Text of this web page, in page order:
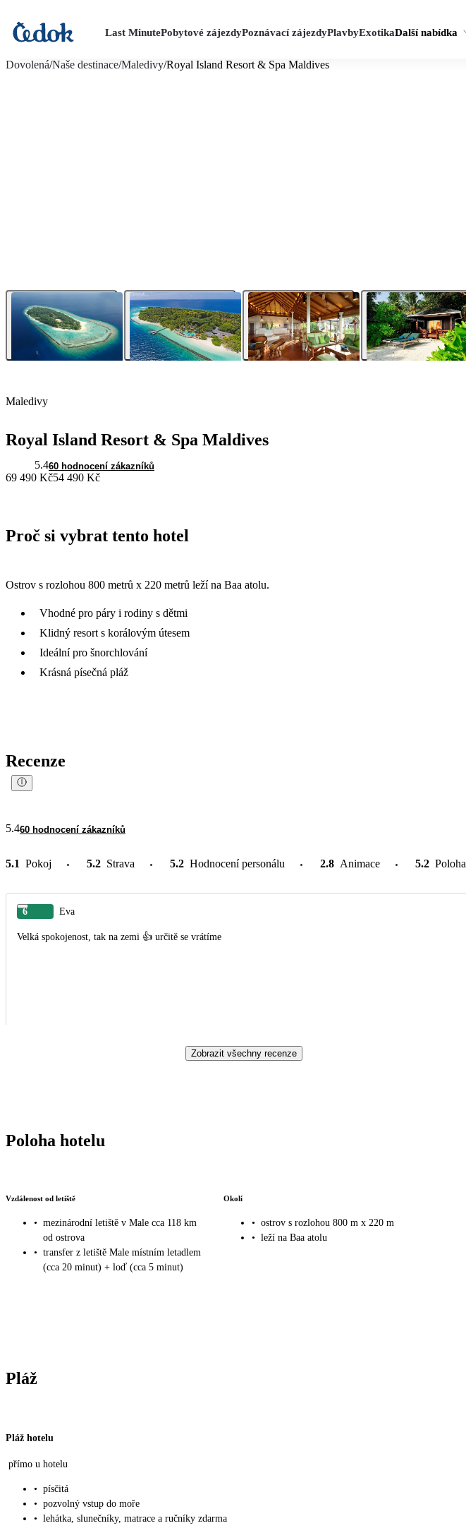
Last MinutePobytové zájezdyPoznávací zájezdyPlavbyExotikaDalší nabídka
Dovolená/Naše destinace/Maledivy/Royal Island Resort & Spa Maldives
Maledivy
Royal Island Resort & Spa Maldives
5.460 hodnocení zákazníků
69 490 Kč54 490 Kč
Proč si vybrat tento hotel
Ostrov s rozlohou 800 metrů x 220 metrů leží na Baa atolu.
Vhodné pro páry i rodiny s dětmi
Klidný resort s korálovým útesem
Ideální pro šnorchlování
Krásná písečná pláž
Recenze
5.460 hodnocení zákazníků
5.1 Pokoj 5.2 Strava 5.2 Hodnocení personálu 2.8 Animace 5.2 Poloha
6 Eva
Velká spokojenost, tak na zemi 👍 určitě se vrátíme
Zobrazit všechny recenze
Poloha hotelu
Vzdálenost od letiště
• mezinárodní letiště v Male cca 118 km
od ostrova
• transfer z letiště Male místním letadlem
(cca 20 minut) + loď (cca 5 minut)
Okolí
• ostrov s rozlohou 800 m x 220 m
• leží na Baa atolu
Pláž
Pláž hotelu
přímo u hotelu
• písčitá
• pozvolný vstup do moře
• lehátka, slunečníky, matrace a ručníky zdarma